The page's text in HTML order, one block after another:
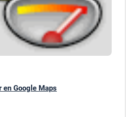
Google Maps